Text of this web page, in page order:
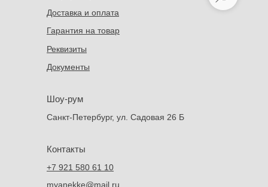
+7 921 580 61 10
myanekke@mail.ru
Санкт-Петербург, ул. Садовая 26 Б
Доставка и оплата
Гарантия на товар
Реквизиты
Документы
Контакты
Шоу-рум